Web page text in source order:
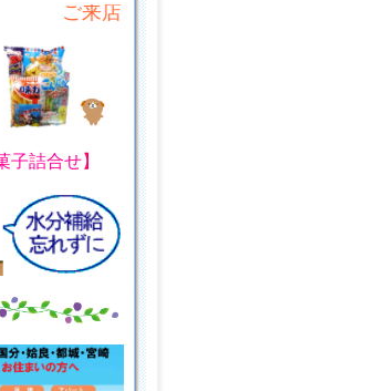
ご来店・ご来場プレゼント!
子詰合せ】